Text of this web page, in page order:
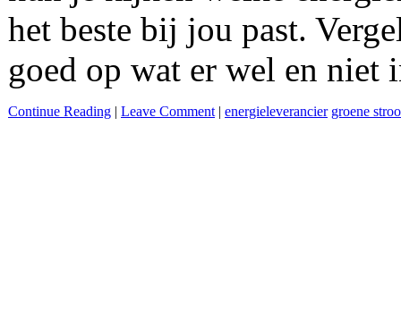
het beste bij jou past.
goed op wat er wel en niet
Continue Reading | Leave Comment | energieleverancier groene